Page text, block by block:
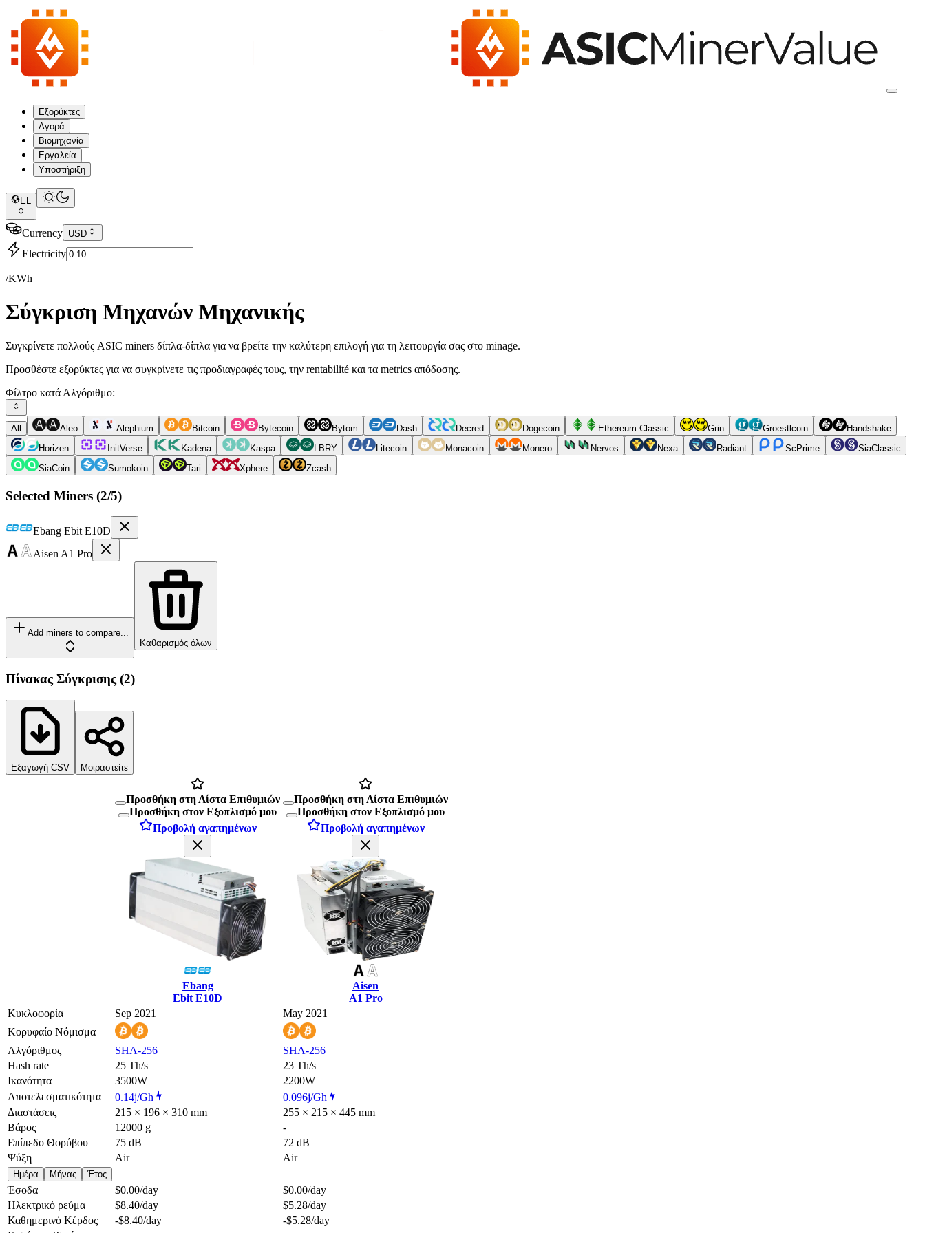
Εξορύκτες
Αγορά
Βιομηχανία
Εργαλεία
Υποστήριξη
EL
Currency USD
Electricity
/KWh
Σύγκριση Μηχανών Μηχανικής
Συγκρίνετε πολλούς ASIC miners δίπλα-δίπλα για να βρείτε την καλύτερη επιλογή για τη λειτουργία σας στο minage.
Προσθέστε εξορύκτες για να συγκρίνετε τις προδιαγραφές τους, την rentabilité και τα metrics απόδοσης.
Φίλτρο κατά Αλγόριθμο:
All Aleo Alephium Bitcoin Bytecoin Bytom Dash Decred Dogecoin Ethereum Classic Grin Groestlcoin
Handshake
Horizen
InitVerse Kadena Kaspa LBRY Litecoin Monacoin Monero Nervos Nexa Radiant ScPrime
SiaClassic
SiaCoin
Sumokoin Tari Xphere Zcash
Selected Miners (2/5)
Ebang Ebit E10D
Aisen A1 Pro
Add miners to compare...
Καθαρισμός όλων
Πίνακας Σύγκρισης (2)
Εξαγωγή CSV Μοιραστείτε
Προσθήκη στη Λίστα Επιθυμιών
Προσθήκη στον Εξοπλισμό μου
Προβολή αγαπημένων
Ebang
Ebit E10D
Προσθήκη στη Λίστα Επιθυμιών
Προσθήκη στον Εξοπλισμό μου
Προβολή αγαπημένων
Aisen
A1 Pro
Κυκλοφορία
Sep 2021
May 2021
Κορυφαίο Νόμισμα
Αλγόριθμος
SHA-256
SHA-256
Hash rate
25 Th/s
23 Th/s
Ικανότητα
3500W
2200W
Αποτελεσματικότητα
0.14j/Gh
0.096j/Gh
Διαστάσεις
215 × 196 × 310 mm
255 × 215 × 445 mm
Βάρος
12000 g
-
Επίπεδο Θορύβου
75 dB
72 dB
Ψύξη
Air Air
Ημέρα Μήνας Έτος
Έσοδα $0.00/day $0.00/day
Ηλεκτρικό ρεύμα
$8.40/day $5.28/day
Καθημερινό Κέρδος
-$8.40/day -$5.28/day